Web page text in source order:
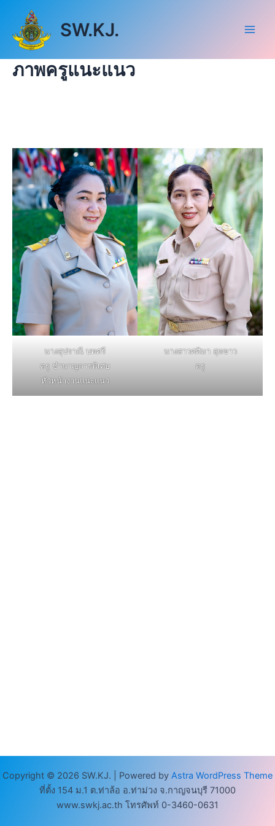
content
SW.KJ.
ภาพครูแนะแนว
นางสุปราณี บทศรี
ครู ชำนาญการพิเศษ
หัวหน้างานแนะแนว
นางสาวศศิมา สุดขาว
ครู
Copyright © 2026 SW.KJ. | Powered by Astra WordPress Theme
ที่ตั้ง 154 ม.1 ต.ท่าล้อ อ.ท่าม่วง จ.กาญจนบุรี 71000
www.swkj.ac.th โทรศัพท์ 0-3460-0631